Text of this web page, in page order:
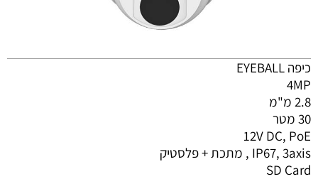
כיפה EYEBALL
4MP
2.8 מ"מ
30 מטר
12V DC, PoE
IP67, 3axis , מתכת + פלסטיק
SD Card